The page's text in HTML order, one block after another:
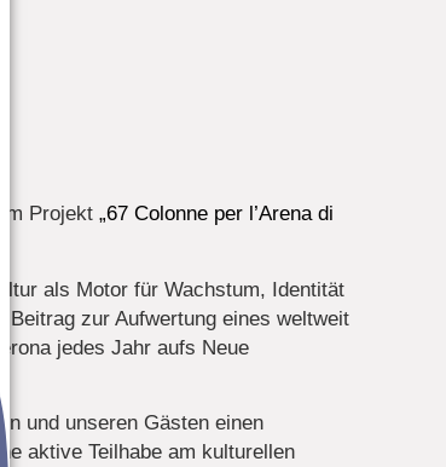
Projekt„67 Colonne per l’Arena di
als Motor für Wachstum, Identität
Beitrag zur Aufwertung eines weltweit
jedes Jahr aufs Neue
und unseren Gästen einen
aktive Teilhabe am kulturellen